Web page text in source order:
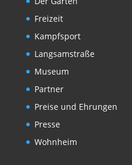
Freizeit
Kampfsport
Langsamstraße
Museum
Partner
Preise und Ehrungen
Presse
Wohnheim